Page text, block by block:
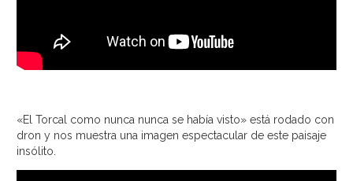
«El Torcal como nunca nunca se había visto» está rodado con
dron y nos muestra una imagen espectacular de este paisaje
insólito.